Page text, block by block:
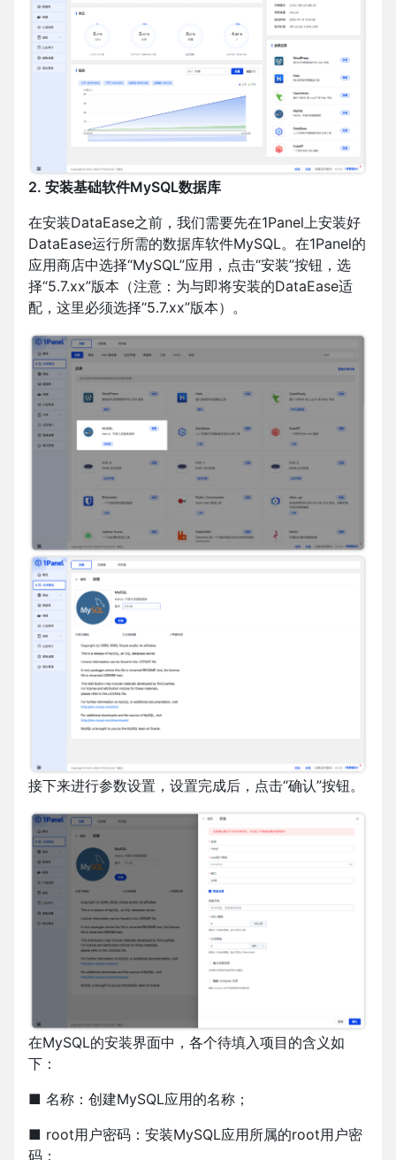
2. 安装基础软件MySQL数据库
在安装DataEase之前，我们需要先在1Panel上安装好
DataEase运行所需的数据库软件MySQL。在1Panel的
应用商店中选择“MySQL”应用，点击“安装”按钮，选
择“5.7.xx”版本（注意：为与即将安装的DataEase适
配，这里必须选择“5.7.xx”版本）。
接下来进行参数设置，设置完成后，点击“确认”按钮。
在MySQL的安装界面中，各个待填入项目的含义如
下：
■ 名称：创建MySQL应用的名称；
■ root用户密码：安装MySQL应用所属的root用户密
码；